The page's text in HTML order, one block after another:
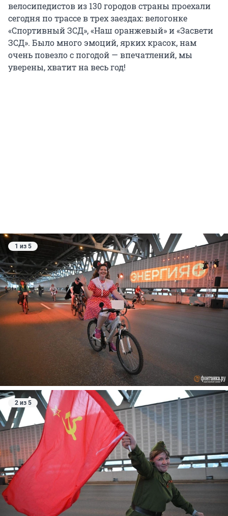
велосипедистов из 130 городов страны проехали
сегодня по трассе в трех заездах: велогонке
«Спортивный ЗСД», «Наш оранжевый» и «Засвети
ЗСД». Было много эмоций, ярких красок, нам
очень повезло с погодой — впечатлений, мы
уверены, хватит на весь год!
1 из 5
2 из 5